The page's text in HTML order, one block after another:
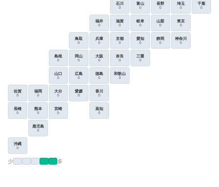
石川
0
富山
0
長野
0
埼玉
0
千葉
0
福井
0
滋賀
0
岐阜
0
山梨
0
東京
0
鳥取
0
兵庫
0
京都
0
愛知
0
静岡
0
神奈川
0
島根
0
岡山
0
大阪
0
奈良
0
三重
0
山口
0
広島
0
徳島
0
和歌山
0
愛媛
0
香川
0
大分
0
佐賀
0
福岡
0
高知
0
長崎
0
熊本
0
宮崎
0
鹿児島
0
沖縄
0
少 多